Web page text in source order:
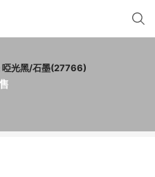
啞光黑/石墨(27766)